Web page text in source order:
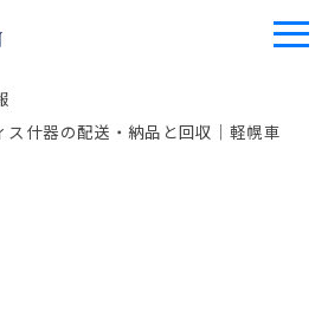
什器の配送・納品と回収｜軽幌車